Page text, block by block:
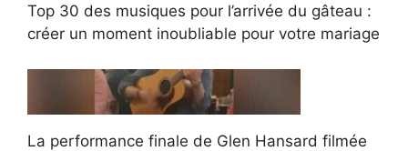
Top 30 des musiques pour l’arrivée du gâteau :
créer un moment inoubliable pour votre mariage
La performance finale de Glen Hansard filmée